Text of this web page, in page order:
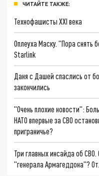
ЧИТАЙТЕ ТАКЖЕ:
Технофашисты XXI века
Оплеуха Маску. "Пора снять
Starlink
Даня с Дашей спаслись от
закончились
"Очень плохие новости":
НАТО впервые за СВО
приграничье?
Три главных инсайда об
"генерала Армагеддона"?